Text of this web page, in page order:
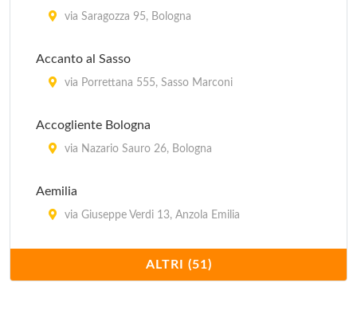
via Saragozza 95, Bologna
Accanto al Sasso
via Porrettana 555, Sasso Marconi
Accogliente Bologna
via Nazario Sauro 26, Bologna
Aemilia
via Giuseppe Verdi 13, Anzola Emilia
via Ludovico Varthema 25, Bologna
ALTRI (51)